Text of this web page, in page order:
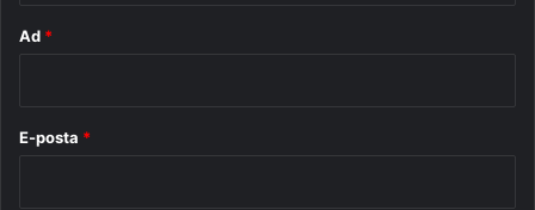
Ad *
E-posta *